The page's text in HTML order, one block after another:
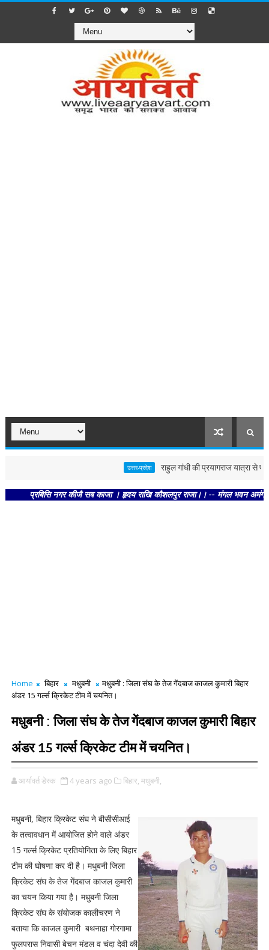
उत्तर-प्रदेश राहुल गांधी की प्रयागराज यात्रा से पहले
प्रबिसि नगर कीजै सब काजा । हृदय राखि कौशलपुर राजा।। -- मंगल भवन अमंगल
Home बिहार मधुबनी
मधुबनी : जिला संघ के तेज गेंदबाज काजल कुमारी बिहार
अंडर 15 गर्ल्स क्रिकेट टीम में चयनित।
मधुबनी : जिला संघ के तेज गेंदबाज काजल कुमारी बिहार
अंडर 15 गर्ल्स क्रिकेट टीम में चयनित।
आर्यावर्त डेस्क 4 years ago बिहार, मधुबनी,
मधुबनी, बिहार क्रिकेट संघ ने बीसीसीआई
के तत्वावधान में आयोजित होने वाले अंडर
15 गर्ल्स क्रिकेट प्रतियोगिता के लिए बिहार
टीम की घोषणा कर दी है। मधुबनी जिला
क्रिकेट संघ के तेज गेंदबाज काजल कुमारी
का चयन किया गया है। मधुबनी जिला
क्रिकेट संघ के संयोजक कालीचरण ने
बताया कि काजल कुमारी बथनाहा गोरगामा
फुलपरास निवासी बेचन मंडल व चंदा देवी की